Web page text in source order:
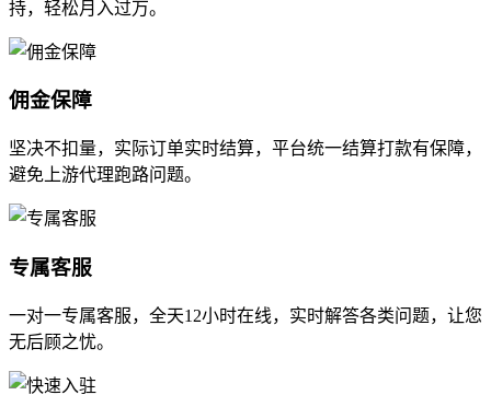
持，轻松月入过万。
佣金保障
坚决不扣量，实际订单实时结算，平台统一结算打款有保障，
避免上游代理跑路问题。
专属客服
一对一专属客服，全天12小时在线，实时解答各类问题，让您
无后顾之忧。